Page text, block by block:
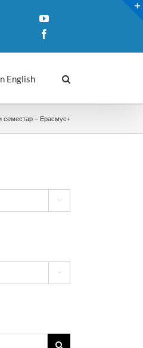
YouTube
English
семестар – Ерасмус+

